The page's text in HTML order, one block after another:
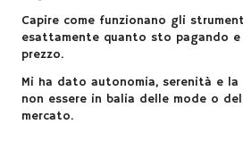
Capire come funzionano gli
esattamente quanto sto pagando e
prezzo.
Mi ha dato autonomia, serenità e la
non essere in balia delle mode o
mercato.